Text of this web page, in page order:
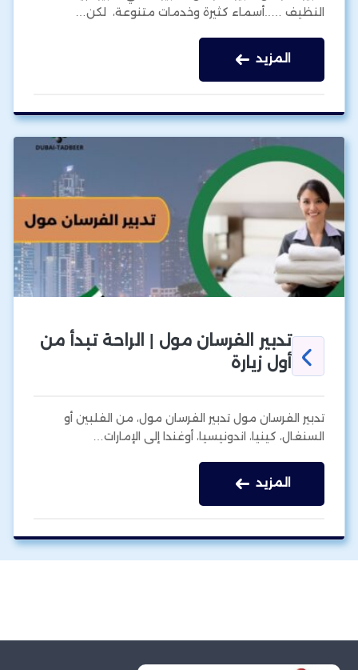
النظيف …..أسماء كثيرة وخدمات متنوعة، لكن…
المزيد
تدبير الفرسان مول | الراحة تبدأ من
أول زيارة
تدبير الفرسان مول تدبير الفرسان مول، من الفلبين أو
السنغال، كينيا، اندونيسيا، أوغندا إلى الإمارات…
المزيد